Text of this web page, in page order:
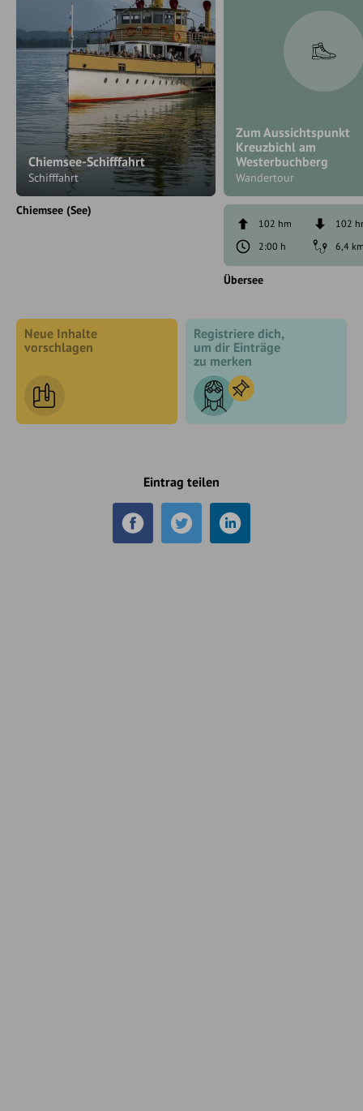
Chiemsee-Schifffahrt
Schifffahrt
Chiemsee (See)
Zum Aussichtspunkt
Kreuzbichl am
Westerbuchberg
Wandertour
102 hm
102
2:00 h
6,4
Übersee
Neue Inhalte
vorschlagen
Registriere dich,
um dir Einträge
zu merken
Eintrag teilen